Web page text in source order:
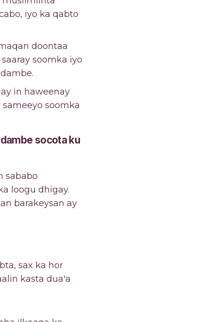
iyo ka qabto
doontaa
soomka iyo
in haweenay
soomka
socota ku
sababo
loogu dhigay.
barakeysan ay
sax ka hor
kasta dua'a